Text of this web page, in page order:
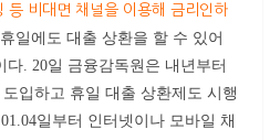
등 비대면 채널을 이용해 금리인하
휴일에도 대출 상환을 할 수 있어
. 20일 금융감독원은 내년부터
입하고 휴일 대출 상환제도 시행
일부터 인터넷이나 모바일 채